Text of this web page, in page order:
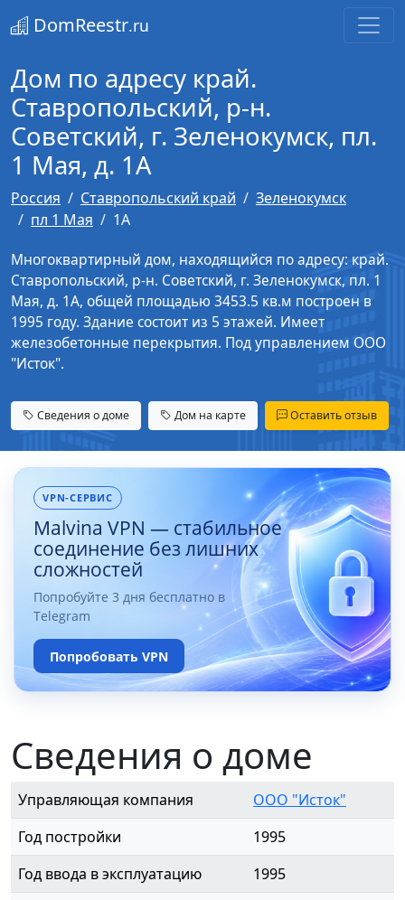
DomReestr.ru
Дом по адресу край.
Ставропольский, р-н.
Советский, г. Зеленокумск, пл.
1 Мая, д. 1А
Россия Ставропольский край
Зеленокумск
пл 1 Мая
1А
Многоквартирный дом, находящийся по адресу: край.
Ставропольский, р-н. Советский, г. Зеленокумск, пл. 1
Мая, д. 1А, общей площадью 3453.5 кв.м построен в
1995 году. Здание состоит из 5 этажей. Имеет
железобетонные перекрытия. Под управлением ООО
"Исток".
Сведения о доме Дом на карте Оставить отзыв
VPN-СЕРВИС
Malvina VPN — стабильное
соединение без лишних
сложностей
Попробуйте 3 дня бесплатно в
Telegram
Попробовать VPN
Сведения о доме
Управляющая компания
ООО "Исток"
Год постройки
1995
Год ввода в эксплуатацию
1995